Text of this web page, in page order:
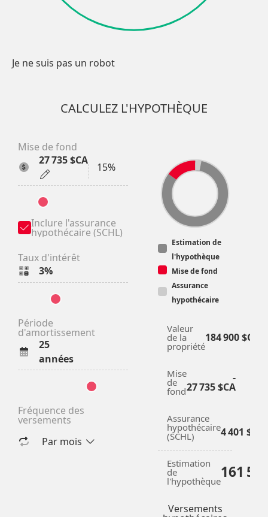
Je ne suis pas un robot
CALCULEZ L'HYPOTHÈQUE
Mise de fond
27 735 $CA
15%
Inclure l'assurance
hypothécaire (SCHL)
Taux d'intérêt
3%
Période
d'amortissement
25
années
Fréquence des
versements
Par mois
Estimation de
l'hypothèque
Mise de fond
Assurance
hypothécaire
Valeur
de la
propriété
184 900 $CA
Mise
de
fond
-
27 735 $CA
Assurance
hypothécaire
(SCHL) 4 401 $CA
Estimation
de
l'hypothèque161
Versements